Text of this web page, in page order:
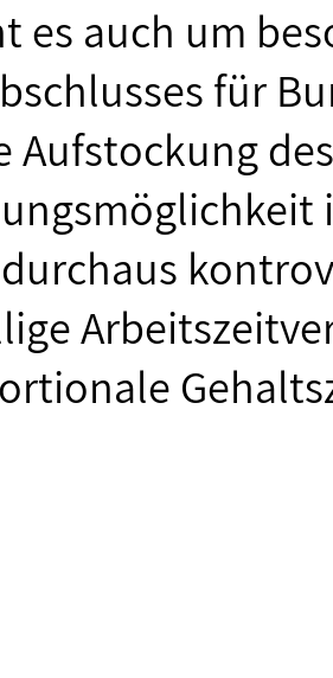
es auch um
für
Aufstockung